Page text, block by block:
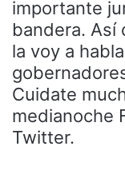
importante
bandera. Así
la voy a
Cuidate
medianoche
Twitter.